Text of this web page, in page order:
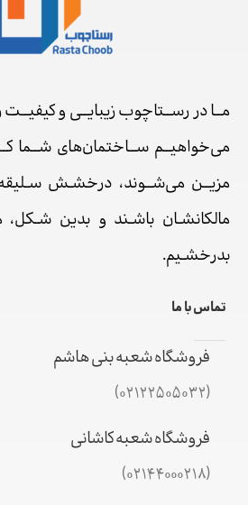
مــا در رســتاچوب زیبایــی و کیفیــت
می‌خواهیــم ســاختمان‌های شــما
مزیــن می‌شــوند، درخشـش
مالکانشـان باشـند و بدین شـکل،
بدرخشـیم.
تماس با ما
فروشگاه شعبه بنی هاشم
(02122505032)
فروشگاه شعبه کاشانی
(02144000218)